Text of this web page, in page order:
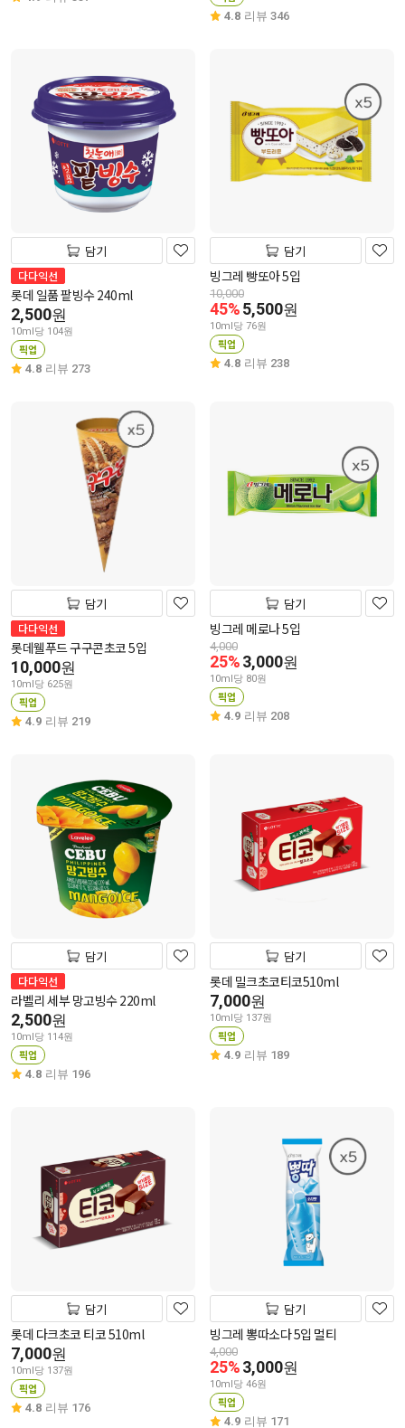
4.8 리뷰 346
담기
다다익선
롯데 일품 팥빙수 240ml
2,500원
10ml당 104원
픽업
4.8 리뷰 273
담기
빙그레 빵또아 5입
10,000
45%5,500원
10ml당 76원
픽업
4.8 리뷰 238
담기
다다익선
롯데웰푸드 구구콘초코 5입
10,000원
10ml당 625원
픽업
4.9 리뷰 219
담기
빙그레 메로나 5입
4,000
25%3,000원
10ml당 80원
픽업
4.9 리뷰 208
담기
다다익선
라벨리 세부 망고빙수 220ml
2,500원
10ml당 114원
픽업
4.8 리뷰 196
담기
롯데 밀크초코티코510ml
7,000원
10ml당 137원
픽업
4.9 리뷰 189
담기
롯데 다크초코 티코 510ml
7,000원
10ml당 137원
픽업
4.8 리뷰 176
담기
빙그레 뽕따소다 5입 멀티
4,000
25%3,000원
10ml당 46원
픽업
4.9 리뷰 171